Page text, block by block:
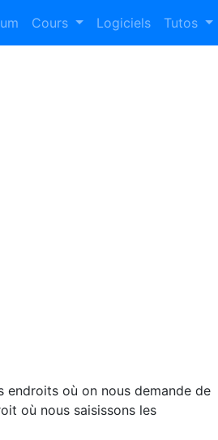
Cours Logiciels Tutos
endroits où on nous demande de
où nous saisissons les